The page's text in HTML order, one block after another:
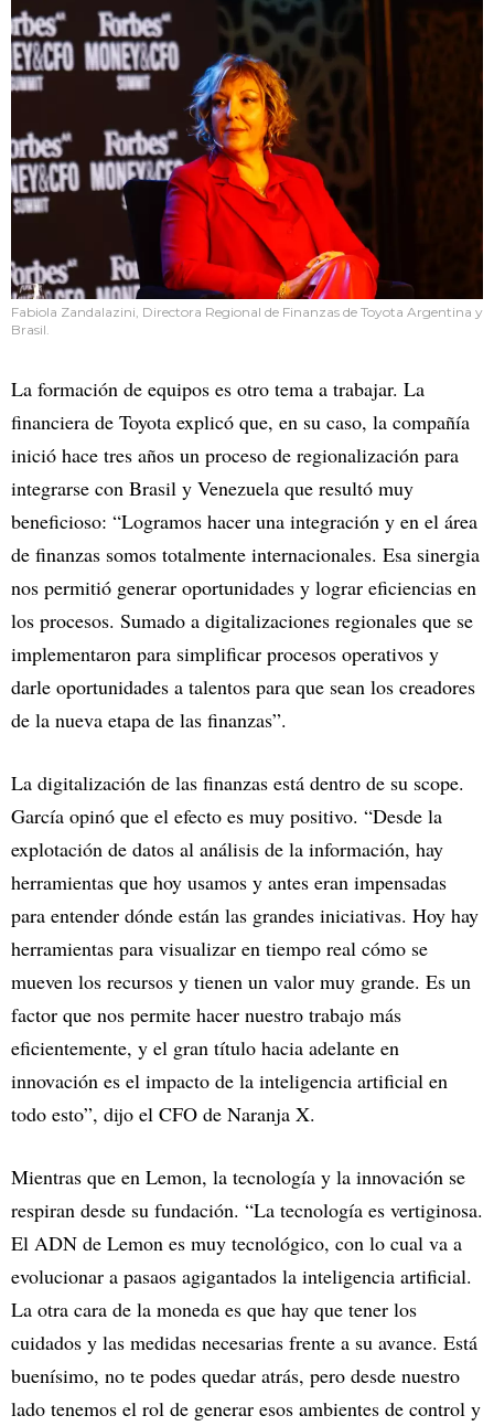
Fabiola Zandalazini, Directora Regional de Finanzas de Toyota Argentina y
Brasil.
La formación de equipos es otro tema a trabajar. La
financiera de Toyota explicó que, en su caso, la compañía
inició hace tres años un proceso de regionalización para
integrarse con Brasil y Venezuela que resultó muy
beneficioso: “Logramos hacer una integración y en el área
de finanzas somos totalmente internacionales. Esa sinergia
nos permitió generar oportunidades y lograr eficiencias en
los procesos. Sumado a digitalizaciones regionales que se
implementaron para simplificar procesos operativos y
darle oportunidades a talentos para que sean los creadores
de la nueva etapa de las finanzas”.
La digitalización de las finanzas está dentro de su scope.
García opinó que el efecto es muy positivo. “Desde la
explotación de datos al análisis de la información, hay
herramientas que hoy usamos y antes eran impensadas
para entender dónde están las grandes iniciativas. Hoy hay
herramientas para visualizar en tiempo real cómo se
mueven los recursos y tienen un valor muy grande. Es un
factor que nos permite hacer nuestro trabajo más
eficientemente, y el gran título hacia adelante en
innovación es el impacto de la inteligencia artificial en
todo esto”, dijo el CFO de Naranja X.
Mientras que en Lemon, la tecnología y la innovación se
respiran desde su fundación. “La tecnología es vertiginosa.
El ADN de Lemon es muy tecnológico, con lo cual va a
evolucionar a pasaos agigantados la inteligencia artificial.
La otra cara de la moneda es que hay que tener los
cuidados y las medidas necesarias frente a su avance. Está
buenísimo, no te podes quedar atrás, pero desde nuestro
lado tenemos el rol de generar esos ambientes de control y